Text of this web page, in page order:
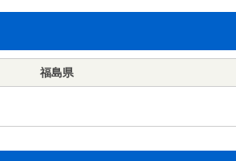
福島県